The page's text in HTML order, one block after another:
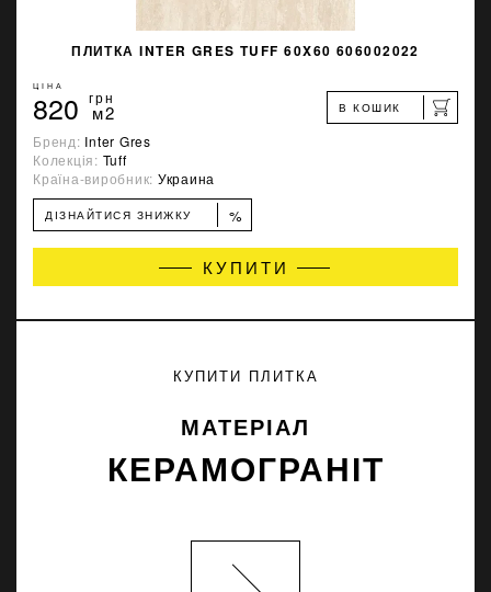
ПЛИТКА INTER GRES TUFF 60X60 606002022
ЦІНА
820 грн
м2 В КОШИК
Бренд: Inter Gres
Колекція: Tuff
Країна-виробник: Украина
ДІЗНАЙТИСЯ ЗНИЖКУ %
КУПИТИ
КУПИТИ ПЛИТКА
МАТЕРІАЛ
КЕРАМОГРАНІТ